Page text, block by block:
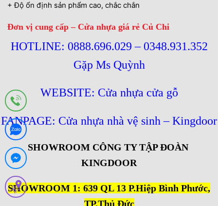
+ Độ ổn định sản phẩm cao, chắc chắn
Đơn vị cung cấp – Cửa nhựa giá rẻ Củ Chi
HOTLINE: 0888.696.029 – 0348.931.352
Gặp Ms Quỳnh
WEBSITE: Cửa nhựa cửa gỗ
FANPAGE: Cửa nhựa nhà vệ sinh – Kingdoor
SHOWROOM CÔNG TY TẬP ĐOÀN
KINGDOOR
SHOWROOM 1: 639 QL 13 P.Hiệp Bình Phước,
TP.Thủ Đức